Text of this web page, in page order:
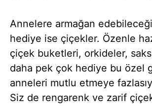
Annelere armağan
hediye ise çiçekler. Özenle
çiçek buketleri, orkideler,
daha pek çok hediye bu özel
anneleri mutlu etmeye
Siz de rengarenk ve zarif